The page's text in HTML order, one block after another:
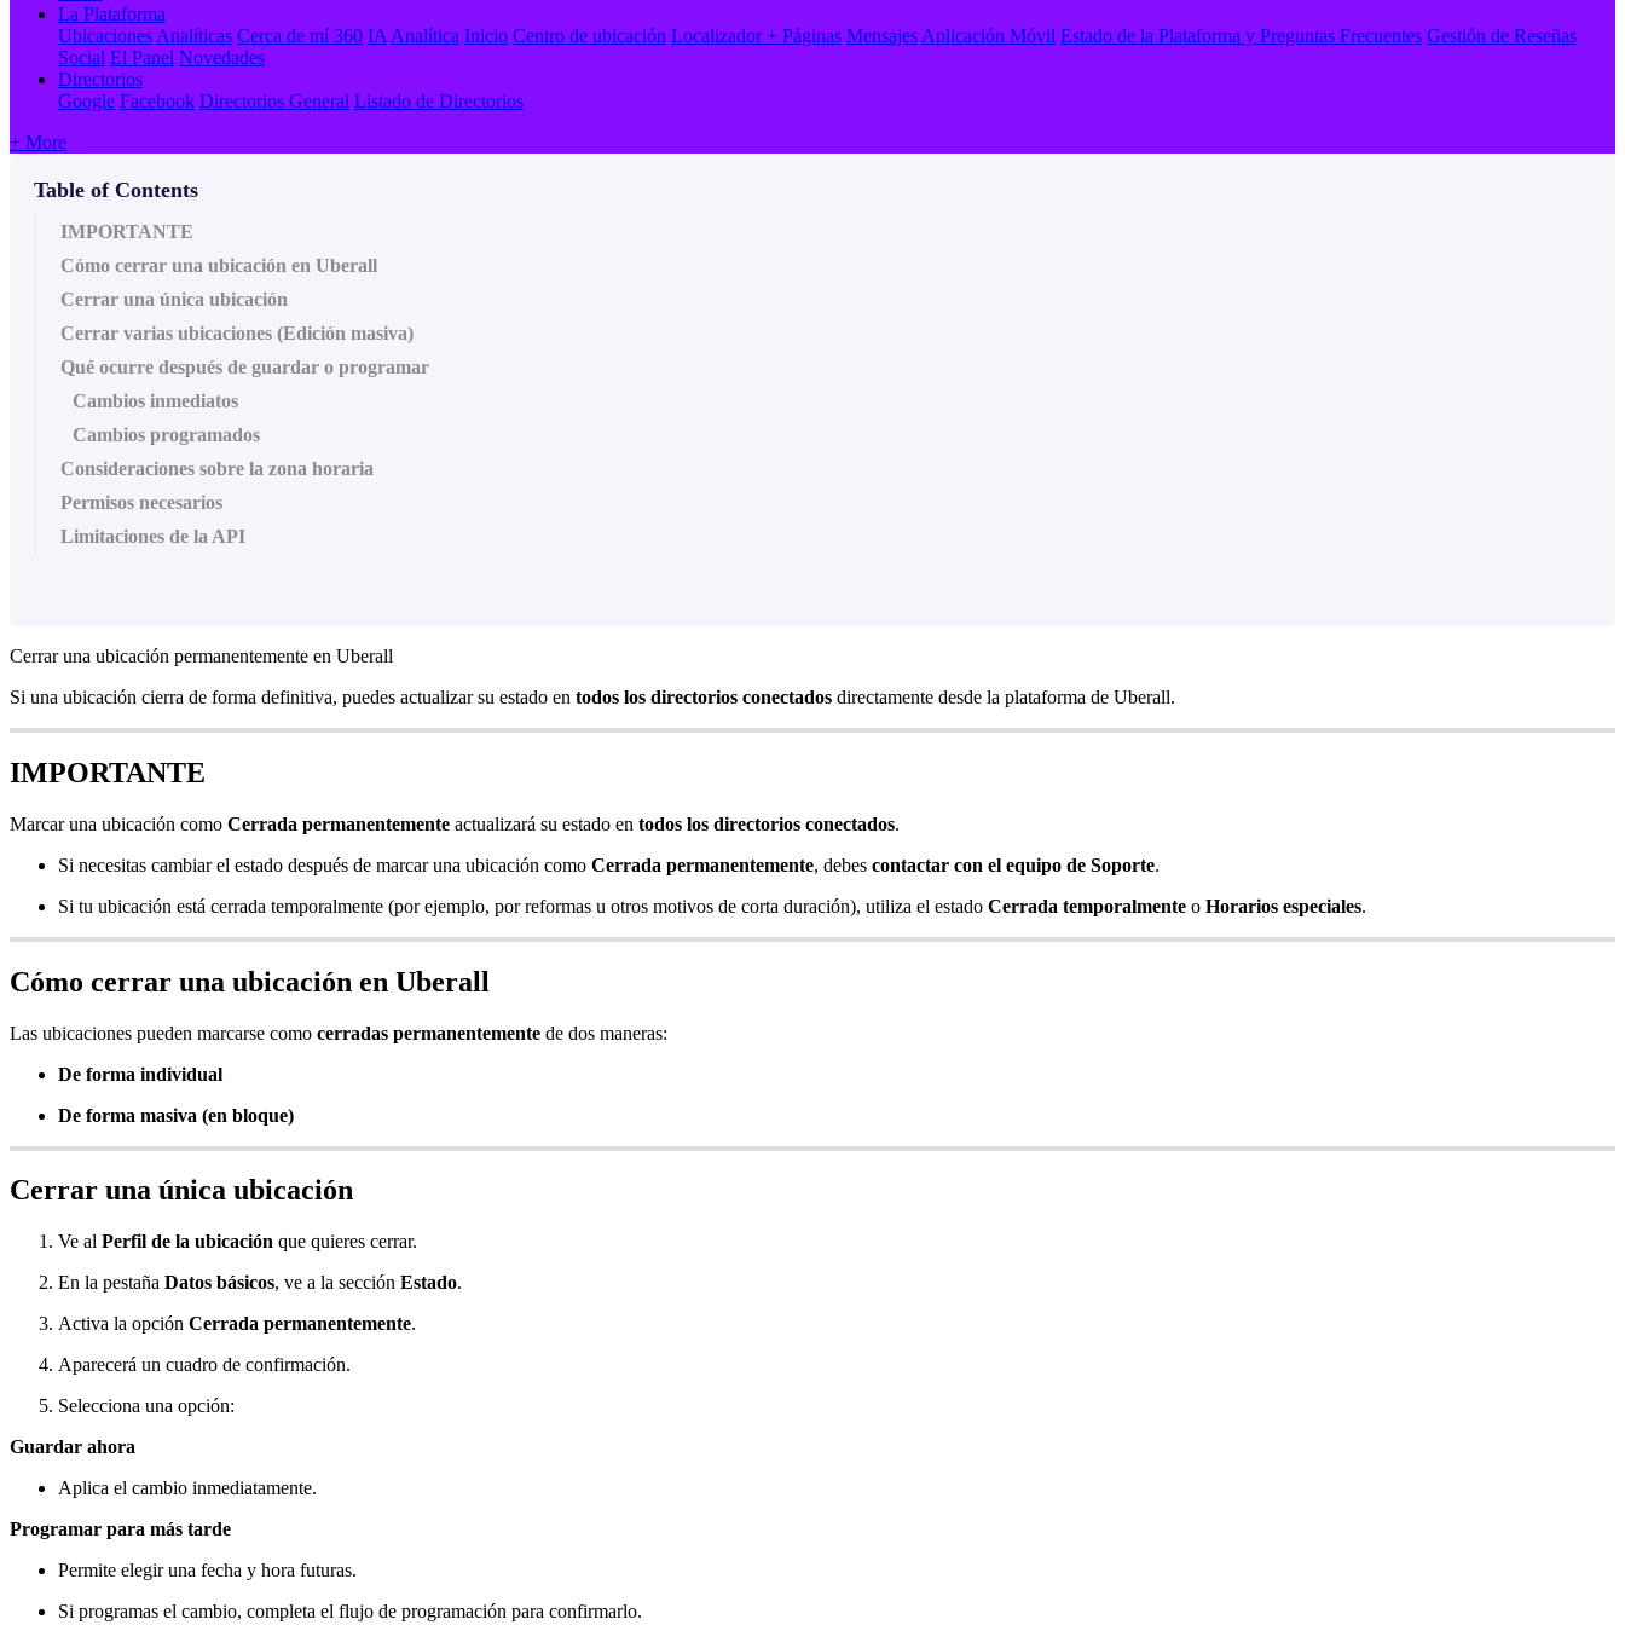
La Plataforma
Ubicaciones Analíticas Cerca de mí 360 IA Analítica Inicio Centro de ubicación Localizador + Páginas Mensajes Aplicación Móvil Estado de la Plataforma y Preguntas Frecuentes Gestión de Reseñas
Social El Panel Novedades
Directorios
Google Facebook Directorios General Listado de Directorios
+ More
Table of Contents
IMPORTANTE
Cómo cerrar una ubicación en Uberall
Cerrar una única ubicación
Cerrar varias ubicaciones (Edición masiva)
Qué ocurre después de guardar o programar
Cambios inmediatos
Cambios programados
Consideraciones sobre la zona horaria
Permisos necesarios
Limitaciones de la API
Cerrar una ubicación permanentemente en Uberall
Si una ubicación cierra de forma definitiva, puedes actualizar su estado en todos los directorios conectados directamente desde la plataforma de Uberall.
IMPORTANTE
Marcar una ubicación como Cerrada permanentemente actualizará su estado en todos los directorios conectados.
Si necesitas cambiar el estado después de marcar una ubicación como Cerrada permanentemente, debes contactar con el equipo de Soporte.
Si tu ubicación está cerrada temporalmente (por ejemplo, por reformas u otros motivos de corta duración), utiliza el estado Cerrada temporalmente o Horarios especiales.
Cómo cerrar una ubicación en Uberall
Las ubicaciones pueden marcarse como cerradas permanentemente de dos maneras:
De forma individual
De forma masiva (en bloque)
Cerrar una única ubicación
Ve al Perfil de la ubicación que quieres cerrar.
En la pestaña Datos básicos, ve a la sección Estado.
Activa la opción Cerrada permanentemente.
Aparecerá un cuadro de confirmación.
Selecciona una opción:
Guardar ahora
Aplica el cambio inmediatamente.
Programar para más tarde
Permite elegir una fecha y hora futuras.
Si programas el cambio, completa el flujo de programación para confirmarlo.